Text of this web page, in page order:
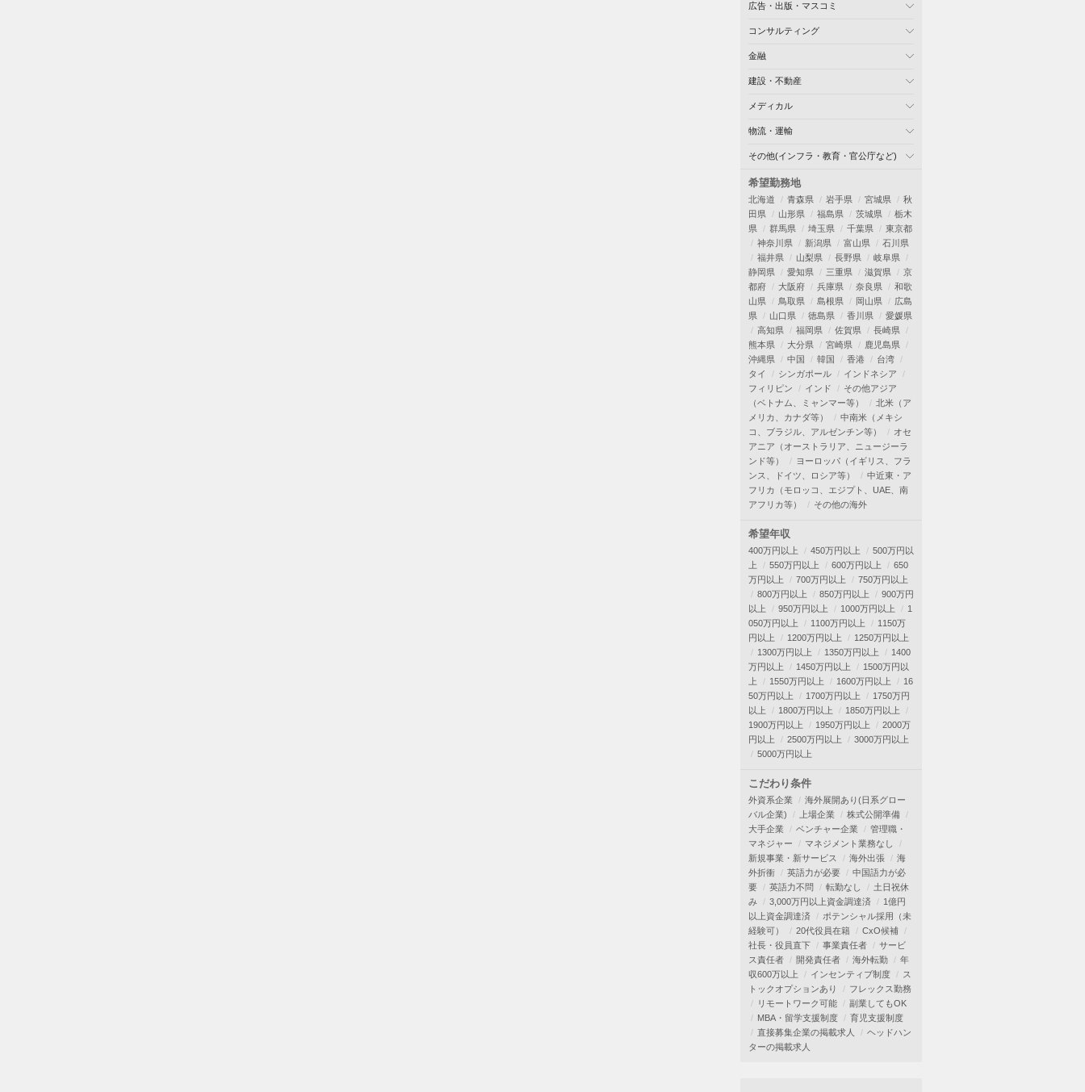
広告・出版・マスコミ
コンサルティング
金融
建設・不動産
メディカル
物流・運輸
その他(インフラ・教育・官公庁など)
希望勤務地
北海道 青森県 岩手県 宮城県
秋
田県
山形県 福島県 茨城県
栃木
県
群馬県 埼玉県 千葉県
東京都
神奈川県
新潟県 富山県
石川県
福井県
山梨県 長野県
岐阜県
静岡県
愛知県 三重県 滋賀県
京
都府
大阪府 兵庫県 奈良県
和歌
山県
鳥取県 島根県 岡山県
広島
県
山口県 徳島県 香川県
愛媛県
高知県
福岡県 佐賀県
長崎県
熊本県
大分県 宮崎県
鹿児島県
沖縄県
中国 韓国 香港
台湾
タイ
シンガポール
インドネシア
フィリピン
インド
その他アジア
（ベトナム、ミャンマー等）
北米（ア
メリカ、カナダ等）
中南米（メキシ
コ、ブラジル、アルゼンチン等）
オセ
アニア（オーストラリア、ニュージーラ
ンド等）
ヨーロッパ（イギリス、フラ
ンス、ドイツ、ロシア等）
中近東・ア
フリカ（モロッコ、エジプト、UAE、南
アフリカ等）
その他の海外
希望年収
400万円以上 450万円以上
500万円以
上
550万円以上 600万円以上
650
万円以上
700万円以上
750万円以上
800万円以上
850万円以上
900万円
以上
950万円以上 1000万円以上
1
050万円以上
1100万円以上
1150万
円以上
1200万円以上
1250万円以上
1300万円以上
1350万円以上
1400
万円以上
1450万円以上
1500万円以
上
1550万円以上 1600万円以上
16
50万円以上
1700万円以上
1750万円
以上
1800万円以上
1850万円以上
1900万円以上
1950万円以上
2000万
円以上
2500万円以上
3000万円以上
5000万円以上
こだわり条件
外資系企業
海外展開あり(日系グロー
バル企業)
上場企業
株式公開準備
大手企業
ベンチャー企業
管理職・
マネジャー
マネジメント業務なし
新規事業・新サービス
海外出張
海
外折衝
英語力が必要
中国語力が必
要
英語力不問 転勤なし
土日祝休
み
3,000万円以上資金調達済
1億円
以上資金調達済
ポテンシャル採用（未
経験可）
20代役員在籍
CxO候補
社長・役員直下
事業責任者
サービ
ス責任者
開発責任者 海外転勤
年
収600万以上
インセンティブ制度
ス
トックオプションあり
フレックス勤務
リモートワーク可能
副業してもOK
MBA・留学支援制度
育児支援制度
直接募集企業の掲載求人
ヘッドハン
ターの掲載求人